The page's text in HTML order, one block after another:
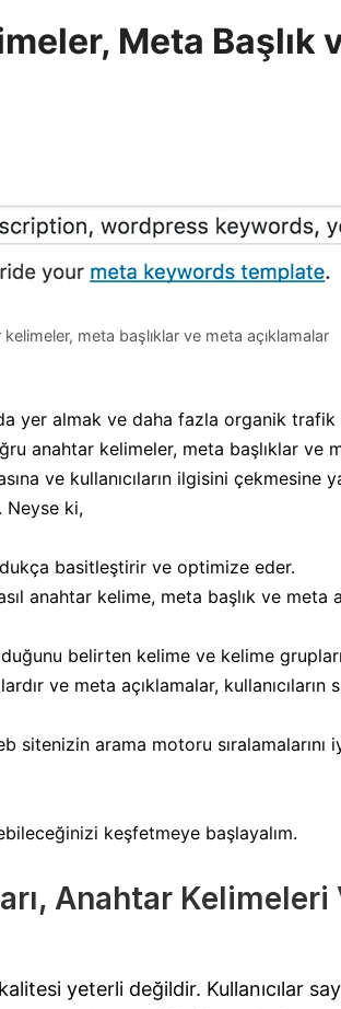
Meta Başlık
meta başlıklar ve meta açıklamalar
yer almak ve daha fazla organik
anahtar kelimeler, meta başlıklar ve
ve kullanıcıların ilgisini çekmesine
Neyse ki,
basitleştirir ve optimize eder.
anahtar kelime, meta başlık ve meta
belirten kelime ve kelime
ve meta açıklamalar,
sitenizin arama motoru sıralamalarını
keşfetmeye başlayalım.
Anahtar Kelimeleri
yeterli değildir. Kullanıcılar